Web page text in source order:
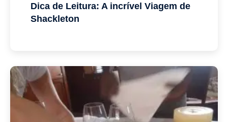
Dica de Leitura: A incrível Viagem de
Shackleton